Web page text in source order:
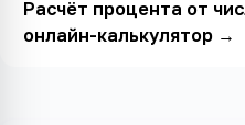
Расчёт процента от
онлайн-калькулятор→